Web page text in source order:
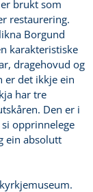
brukt som
restaurering.
Borgund
karakteristiske
dragehovud og
er det ikkje ein
har tre
Den er i
opprinnelege
ein absolutt